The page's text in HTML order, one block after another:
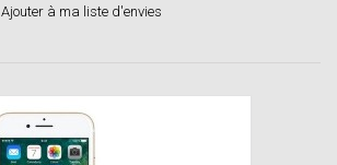
Ajouter à ma liste d'envies